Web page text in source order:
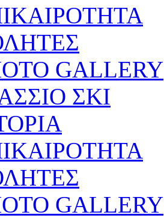
GALLERY
ΣΚΙ
GALLERY